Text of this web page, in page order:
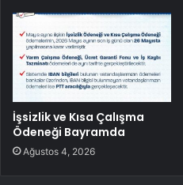
İşsizlik ve Kısa Çalışma
Ödeneği Bayramda
Ağustos 4, 2026